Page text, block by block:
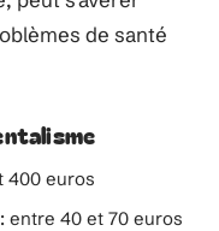
de santé
400 euros
entre 40 et 70 euros